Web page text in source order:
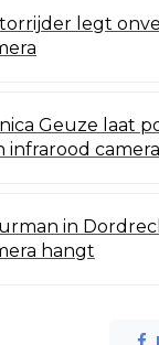
legt
Geuze laat
infrarood
in
hangt